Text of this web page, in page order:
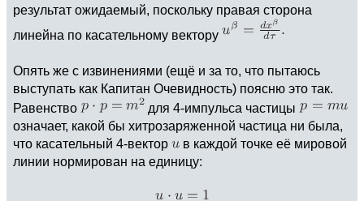
результат ожидаемый, поскольку правая сторона
линейна по касательному вектору
Опять же с извинениями (ещё и за то, что пытаюсь
выступать как Капитан Очевидность) поясню это так.
Равенство
для 4-импульса частицы
означает, какой бы хитрозаряженной частица ни была,
что касательный 4-вектор
в каждой точке её мировой
линии нормирован на единицу: